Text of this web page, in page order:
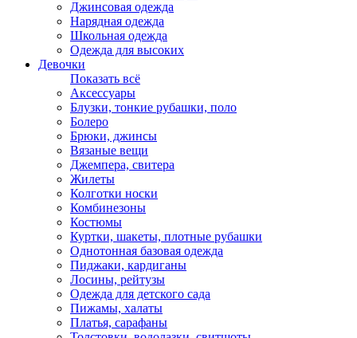
Джинсовая одежда
Нарядная одежда
Школьная одежда
Одежда для высоких
Девочки
Показать всё
Аксессуары
Блузки, тонкие рубашки, поло
Болеро
Брюки, джинсы
Вязаные вещи
Джемпера, свитера
Жилеты
Колготки носки
Комбинезоны
Костюмы
Куртки, шакеты, плотные рубашки
Однотонная базовая одежда
Пиджаки, кардиганы
Лосины, рейтузы
Одежда для детского сада
Пижамы, халаты
Платья, сарафаны